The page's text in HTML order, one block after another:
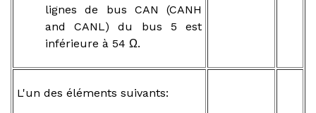
lignes de bus CAN (CANH
and CANL) du bus 5 est
inférieure à 54 Ω.
L'un des éléments suivants: